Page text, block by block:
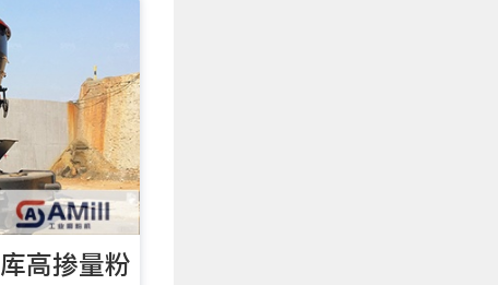
高掺量粉